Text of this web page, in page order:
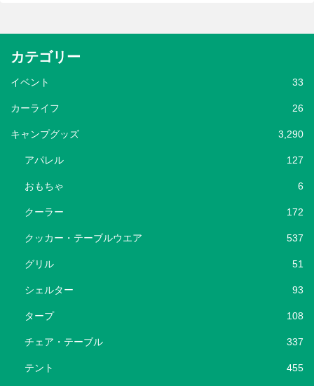
カテゴリー
イベント 33
カーライフ 26
キャンプグッズ 3,290
アパレル 127
おもちゃ 6
クーラー 172
クッカー・テーブルウエア 537
グリル 51
シェルター 93
タープ 108
チェア・テーブル 337
テント 455